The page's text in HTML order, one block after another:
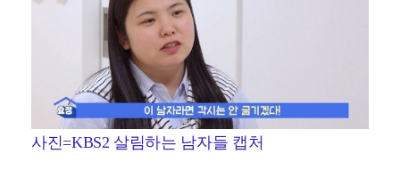
사진=KBS2 살림하는 남자들 캡처